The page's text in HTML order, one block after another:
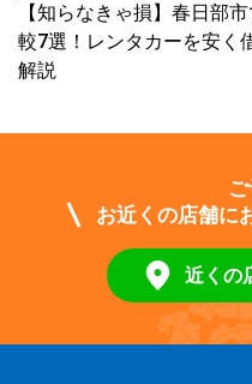
【知らなきゃ損】春日部
較7選！レンタカーを安く
解説
お近くの店舗に
近くの